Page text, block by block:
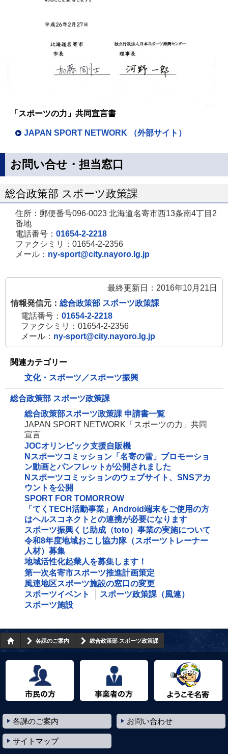
「スポーツの力」共同宣言書
JAPAN SPORT NETWORK （外部サイト）
お問い合せ・担当窓口
総合政策部 スポーツ政策課
住所：郵便番号096-0023 北海道名寄市西13条南4丁目2
番地
電話番号： 01654-2-2218
ファクシミリ：01654-2-2356
メール： ny-sport@city.nayoro.lg.jp
最終更新日：2016年10月21日
情報発信元： 総合政策部 スポーツ政策課
電話番号： 01654-2-2218
ファクシミリ：01654-2-2356
メール： ny-sport@city.nayoro.lg.jp
関連カテゴリー
文化・スポーツ／スポーツ振興
総合政策部 スポーツ政策課
総合政策部スポーツ政策課 申請書一覧
JAPAN SPORT NETWORK「スポーツの力」共同
宣言
JOCオリンピック支援自販機
Nスポーツコミッション「名寄の雪」プロモーショ
ン動画とパンフレットが公開されました
Nスポーツコミッションのウェブサイト、SNSアカ
ウントを公開
SPORT FOR TOMORROW
「てくTECH活動事業」Android端末をご使用の方
はヘルスコネクトとの連携が必要になります
スポーツ振興くじ助成（toto）事業の実施について
令和8年度地域おこし協力隊（スポーツトレーナー
人材）募集
地域活性化起業人を募集します！
第一次名寄市スポーツ推進計画策定
風連地区スポーツ施設の窓口の変更
スポーツイベント
スポーツ政策課（風連）
スポーツ施設
各課のご案内 総合政策部 スポーツ政策課
各課のご案内 お問い合わせ
サイトマップ